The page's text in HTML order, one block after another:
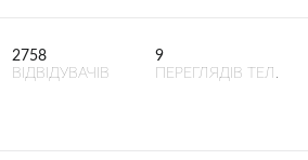
2758
ВІДВІДУВАЧІВ
9
ПЕРЕГЛЯДІВ ТЕЛ.